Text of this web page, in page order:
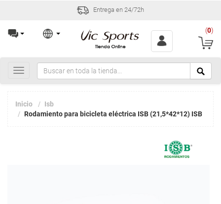
Entrega en 24/72h
(0)
Toggle
navigation
Inicio
Isb
Rodamiento para bicicleta eléctrica ISB (21,5*42*12) ISB